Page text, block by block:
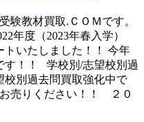
験教材買取.ＣＯＭです。
年度（2023年春入学）
いたしました！！ 今年
す！！ 学校別/志望校別過
別過去問買取強化中で
売りください！！ ２０